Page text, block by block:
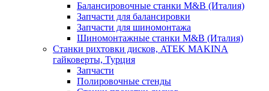
Балансировочные станки M&B (Италия)
Запчасти для балансировки
Запчасти для шиномонтажа
Шиномонтажные станки M&B (Италия)
Станки рихтовки дисков, ATEK MAKINA
гайковерты, Турция
Запчасти
Полировочные стенды